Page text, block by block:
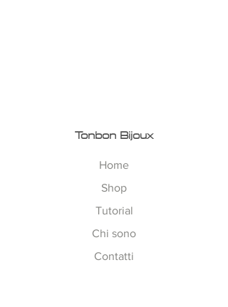
Tonbon Bijoux
Home
Shop
Tutorial
Chi sono
Contatti